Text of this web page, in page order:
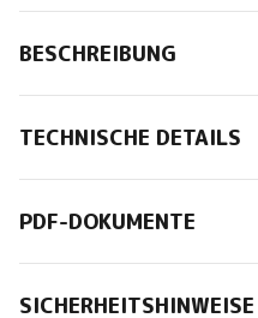
BESCHREIBUNG
TECHNISCHE DETAILS
PDF-DOKUMENTE
SICHERHEITSHINWEISE